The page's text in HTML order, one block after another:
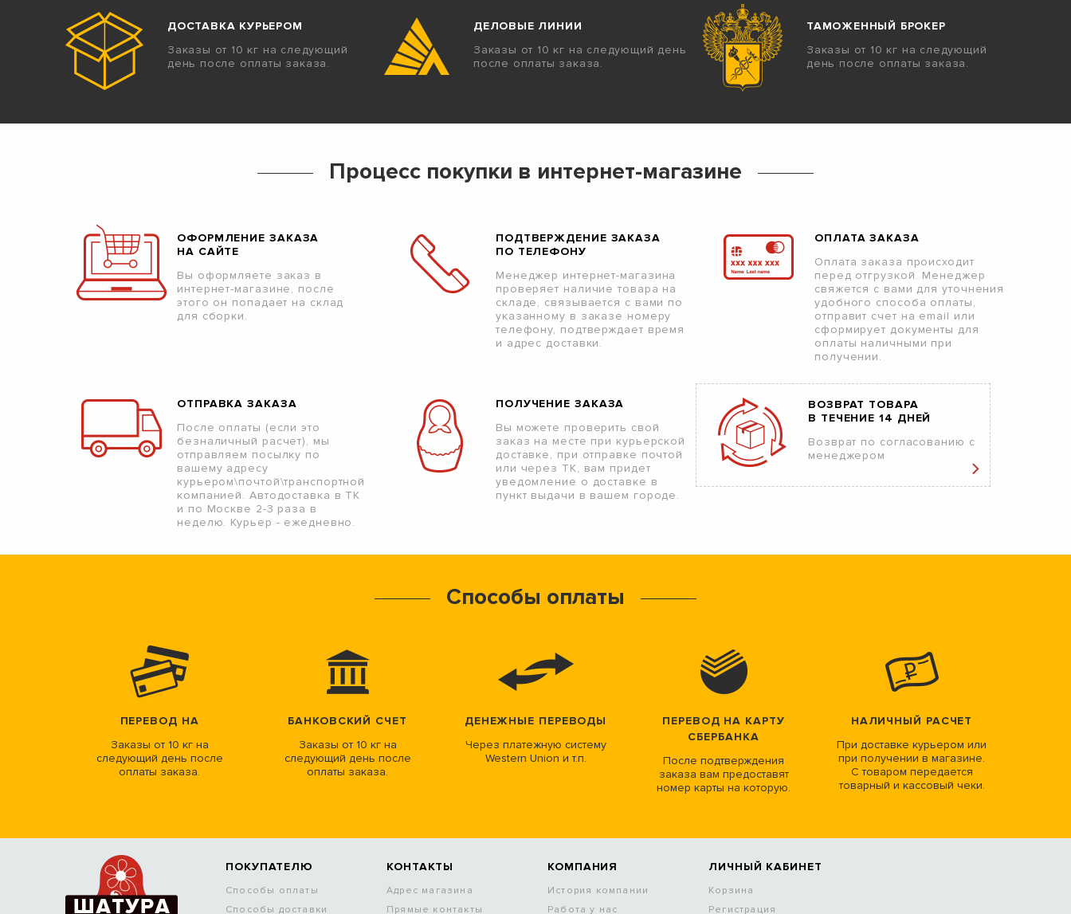
ДОСТАВКА КУРЬЕРОМ
Заказы от 10 кг на следующий
день после оплаты заказа.
ДЕЛОВЫЕ ЛИНИИ
Заказы от 10 кг на следующий день
после оплаты заказа.
ТАМОЖЕННЫЙ БРОКЕР
Заказы от 10 кг на следующий
день после оплаты заказа.
Процесс покупки в интернет-магазине
ОФОРМЛЕНИЕ ЗАКАЗА
НА САЙТЕ
Вы оформляете заказ в
интернет-магазине, после
этого он попадает на склад
для сборки.
ПОДТВЕРЖДЕНИЕ ЗАКАЗА
ПО ТЕЛЕФОНУ
Менеджер интернет-магазина
проверяет наличие товара на
складе, связывается с вами по
указанному в заказе номеру
телефону, подтверждает время
и адрес доставки.
ОПЛАТА ЗАКАЗА
Оплата заказа происходит
перед отгрузкой. Менеджер
свяжется с вами для уточнения
удобного способа оплаты,
отправит счет на email или
сформирует документы для
оплаты наличными при
получении.
ОТПРАВКА ЗАКАЗА
После оплаты (если это
безналичный расчет), мы
отправляем посылку по
вашему адресу
курьером\почтой\транспортной
компанией. Автодоставка в ТК
и по Москве 2-3 раза в
неделю. Курьер - ежедневно.
ПОЛУЧЕНИЕ ЗАКАЗА
Вы можете проверить свой
заказ на месте при курьерской
доставке, при отправке почтой
или через ТК, вам придет
уведомление о доставке в
пункт выдачи в вашем городе.
ВОЗВРАТ ТОВАРА
В ТЕЧЕНИЕ 14 ДНЕЙ
Возврат по согласованию с
менеджером
Способы оплаты
ПЕРЕВОД НА
Заказы от 10 кг на
следующий день после
оплаты заказа.
БАНКОВСКИЙ СЧЕТ
Заказы от 10 кг на
следующий день после
оплаты заказа.
ДЕНЕЖНЫЕ ПЕРЕВОДЫ
Через платежную систему
Western Union и т.п.
ПЕРЕВОД НА КАРТУ
СБЕРБАНКА
После подтверждения
заказа вам предоставят
номер карты на которую.
НАЛИЧНЫЙ РАСЧЕТ
При доставке курьером или
при получении в магазине.
С товаром передается
товарный и кассовый чеки.
ПОКУПАТЕЛЮ
Способы оплаты
Способы доставки
КОНТАКТЫ
Адрес магазина
Прямые контакты
КОМПАНИЯ
История компании
Работа у нас
ЛИЧНЫЙ КАБИНЕТ
Корзина
Регистрация